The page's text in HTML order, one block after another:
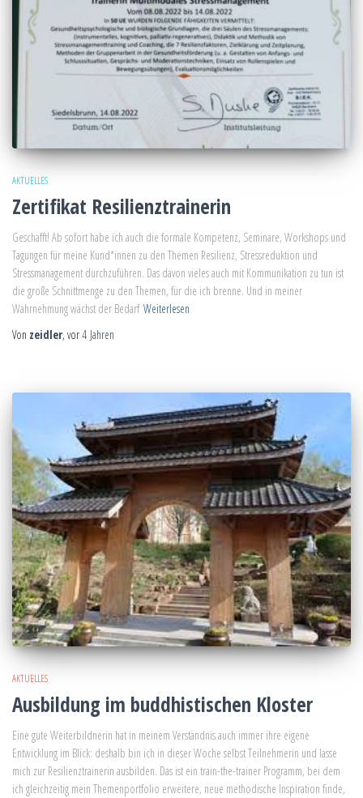
AKTUELLES
Zertifikat Resilienztrainerin
Geschafft! Ab sofort habe ich auch die formale Kompetenz, Seminare, Workshops und
Tagungen für meine Kund*innen zu den Themen Resilienz, Stressreduktion und
Stressmanagement durchzuführen. Das davon vieles auch mit Kommunikation zu tun ist
die große Schnittmenge zu den Themen, für die ich brenne. Und in meiner
Wahrnehmung wächst der Bedarf Weiterlesen
Von zeidler, vor4 Jahren
AKTUELLES
Ausbildung im buddhistischen Kloster
Eine gute Weiterbildnerin hat in meinem Verständnis auch immer ihre eigene
Entwicklung im Blick: deshalb bin ich in dieser Woche selbst Teilnehmerin und lasse
mich zur Resilienztrainerin ausbilden. Das ist ein train-the-trainer Programm, bei dem
ich gleichzeitig mein Themenportfolio erweitere, neue methodische Inspiration finde,